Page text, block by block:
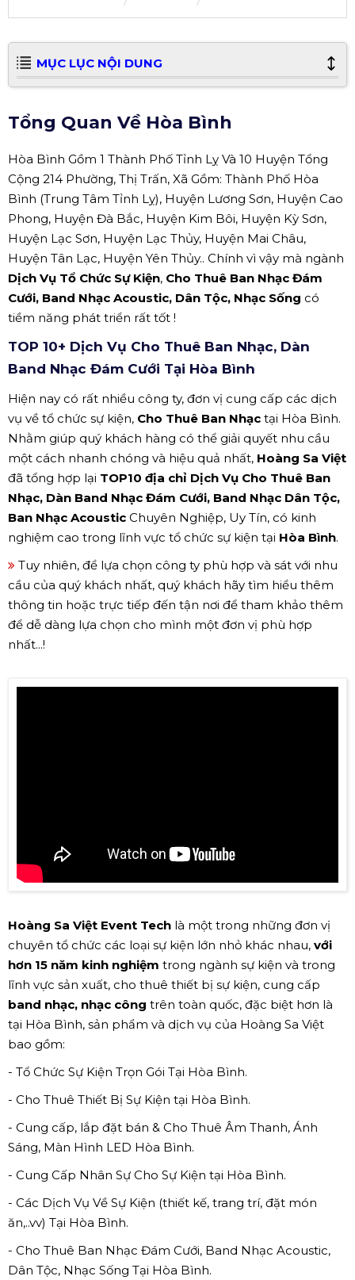
MỤC LỤC NỘI DUNG
Tổng Quan Về Hòa Bình
Hòa Bình Gồm 1 Thành Phố Tỉnh Lỵ Và 10 Huyện Tổng
Cộng 214 Phường, Thị Trấn, Xã Gồm: Thành Phố Hòa
Bình (Trung Tâm Tỉnh Lỵ), Huyện Lương Sơn, Huyện Cao
Phong, Huyện Đà Bắc, Huyện Kim Bôi, Huyện Kỳ Sơn,
Huyện Lạc Sơn, Huyện Lạc Thủy, Huyện Mai Châu,
Huyện Tân Lạc, Huyện Yên Thủy.. Chính vì vậy mà ngành
Dịch Vụ Tổ Chức Sự Kiện, Cho Thuê Ban Nhạc Đám
Cưới, Band Nhạc Acoustic, Dân Tộc, Nhạc Sống có
tiềm năng phát triển rất tốt !
TOP 10+ Dịch Vụ Cho Thuê Ban Nhạc, Dàn
Band Nhạc Đám Cưới Tại Hòa Bình
Hiện nay có rất nhiều công ty, đơn vị cung cấp các dịch
vụ về tổ chức sự kiện, Cho Thuê Ban Nhạc tại Hòa Bình.
Nhằm giúp quý khách hàng có thể giải quyết nhu cầu
một cách nhanh chóng và hiệu quả nhất, Hoàng Sa Việt
đã tổng hợp lại TOP10 địa chỉ Dịch Vụ Cho Thuê Ban
Nhạc, Dàn Band Nhạc Đám Cưới, Band Nhạc Dân Tộc,
Ban Nhạc Acoustic Chuyên Nghiệp, Uy Tín, có kinh
nghiệm cao trong lĩnh vực tổ chức sự kiện tại Hòa Bình.
Tuy nhiên, để lựa chọn công ty phù hợp và sát với nhu
cầu của quý khách nhất, quý khách hãy tìm hiểu thêm
thông tin hoặc trực tiếp đến tận nơi để tham khảo thêm
để dễ dàng lựa chọn cho mình một đơn vị phù hợp
nhất...!
Hoàng Sa Việt Event Tech là một trong những đơn vị
chuyên tổ chức các loại sự kiện lớn nhỏ khác nhau, với
hơn 15 năm kinh nghiệm trong ngành sự kiện và trong
lĩnh vực sản xuất, cho thuê thiết bị sự kiện, cung cấp
band nhạc, nhạc công trên toàn quốc, đặc biệt hơn là
tại Hòa Bình, sản phẩm và dịch vụ của Hoàng Sa Việt
bao gồm:
- Tổ Chức Sự Kiện Trọn Gói Tại Hòa Bình.
- Cho Thuê Thiết Bị Sự Kiện tại Hòa Bình.
- Cung cấp, lắp đặt bán & Cho Thuê Âm Thanh, Ánh
Sáng, Màn Hình LED Hòa Bình.
- Cung Cấp Nhân Sự Cho Sự Kiện tại Hòa Bình.
- Các Dịch Vụ Về Sự Kiện (thiết kế, trang trí, đặt món
ăn,..vv) Tại Hòa Bình.
- Cho Thuê Ban Nhạc Đám Cưới, Band Nhạc Acoustic,
Dân Tộc, Nhạc Sống Tại Hòa Bình.